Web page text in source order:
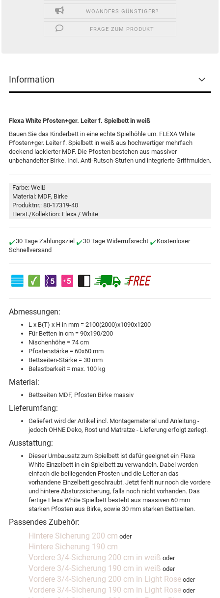
WOANDERS GÜNSTIGER?
FRAGE ZUM PRODUKT
Information
Flexa White Pfosten+ger. Leiter f. Spielbett in weiß
Bauen Sie das Kinderbett in eine echte Spielhöhle um. FLEXA White
Pfosten+ger. Leiter f. Spielbett in weiß aus hochwertiger mehrfach
deckend lackierter MDF. Die Pfosten bestehen aus massiver
unbehandelter Birke. Incl. Anti-Rutsch-Stufen und integrierte Griffmulden.
Farbe: Weiß
Material: MDF, Birke
Produktnr.: 80-17319-40
Herst./Kollektion: Flexa / White
30 Tage Zahlungsziel 30 Tage Widerrufsrecht
Kostenloser
Schnellversand
Abmessungen:
L x B(T) x H in mm = 2100(2000)x1090x1200
Für Betten in cm = 90x190/200
Nischenhöhe = 74 cm
Pfostenstärke = 60x60 mm
Bettseiten-Stärke = 30 mm
Belastbarkeit = max. 100 kg
Material:
Bettseiten MDF, Pfosten Birke massiv
Lieferumfang:
Geliefert wird der Artikel incl. Montagematerial und Anleitung -
jedoch OHNE Deko, Rost und Matratze - Lieferung erfolgt zerlegt.
Ausstattung:
Dieser Umbausatz zum Spielbett ist dafür geeignet ein Flexa
White Einzelbett in ein Spielbett zu verwandeln. Dabei werden
einfach die beiliegenden Pfosten und die Leiter an das
vorhandene Einzelbett geschraubt. Jetzt fehlt nur noch die vordere
und hintere Absturzsicherung, falls noch nicht vorhanden. Das
fertige Flexa White Spielbett besteht aus massiven 60 mm
starken Pfosten aus Birke, sowie 30 mm starken Bettseiten.
Passendes Zubehör:
Hintere Sicherung 200 cm oder
Hintere Sicherung 190 cm
Vordere 3/4-Sicherung 200 cm in weiß oder
Vordere 3/4-Sicherung 190 cm in weiß oder
Vordere 3/4-Sicherung 200 cm in Light Rose oder
Vordere 3/4-Sicherung 190 cm in Light Rose oder